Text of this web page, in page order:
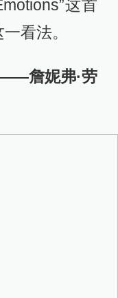
这首
看法。
詹妮弗·劳